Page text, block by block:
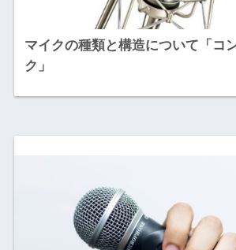
マイクの種類と構造について「コ
ク」